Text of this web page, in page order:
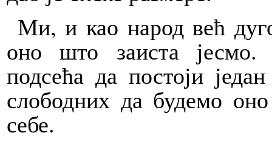
Ми, и као народ већ
оно што заиста
подсећа да постоји
слободних да будемо
себе.